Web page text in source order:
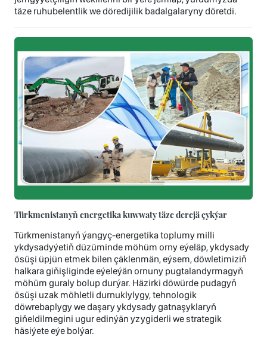
täze ruhubelentlik we döredijilik badalgalaryny döretdi.
Türkmenistanyň energetika kuwwaty täze derejä çykýar
Türkmenistanyň ýangyç-energetika toplumy milli
ykdysadyýetiň düzüminde möhüm orny eýeläp, ykdysady
ösüşi üpjün etmek bilen çäklenmän, eýsem, döwletimiziň
halkara giňişliginde eýeleýän ornuny pugtalandyrmagyň
möhüm guraly bolup durýar. Häzirki döwürde pudagyň
ösüşi uzak möhletli durnuklylygy, tehnologik
döwrebaplygy we daşary ykdysady gatnaşyklaryň
giňeldilmegini ugur edinýän yzygiderli we strategik
häsiýete eýe bolýar.